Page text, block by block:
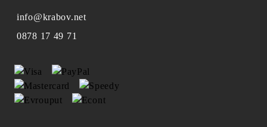
info@krabov.net
0878 17 49 71